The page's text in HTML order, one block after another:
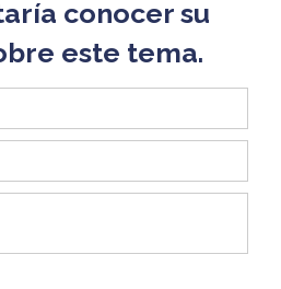
conocer su
este tema.